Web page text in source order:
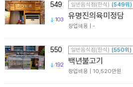
549
103
일반음식점(한식) (549위)
유명진의육미정담
창업비용 | -
550
192
일반음식점(한식) (550위)
백년불고기
창업비용 | 10,520만원